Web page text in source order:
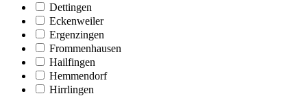
Dettingen
Eckenweiler
Ergenzingen
Frommenhausen
Hailfingen
Hemmendorf
Hirrlingen